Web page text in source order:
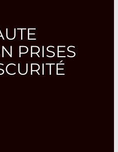
PRISES